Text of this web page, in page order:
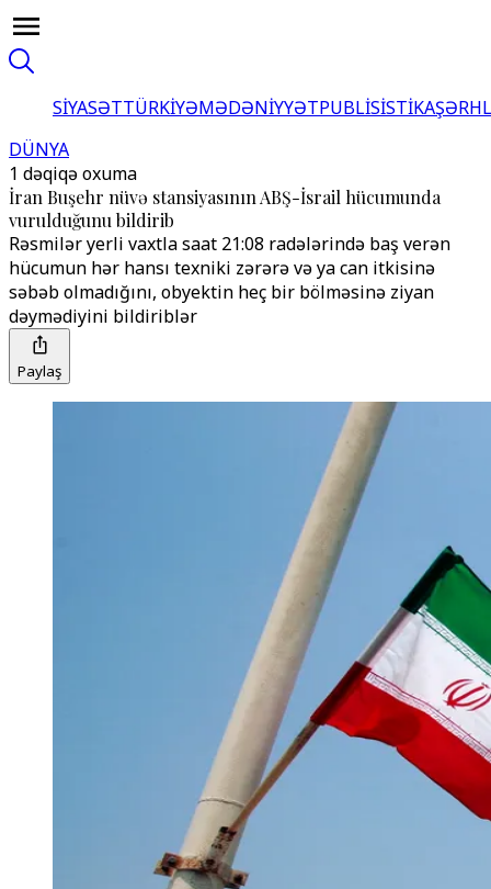
SİYASƏTTÜRKİYƏMƏDƏNİYYƏTPUBLİSİSTİKA
DÜNYA
1 dəqiqə oxuma
İran Buşehr nüvə stansiyasının ABŞ-İsrail hücumunda
vurulduğunu bildirib
Rəsmilər yerli vaxtla saat 21:08 radələrində baş verən
hücumun hər hansı texniki zərərə və ya can itkisinə
səbəb olmadığını, obyektin heç bir bölməsinə ziyan
dəymədiyini bildiriblər
Paylaş